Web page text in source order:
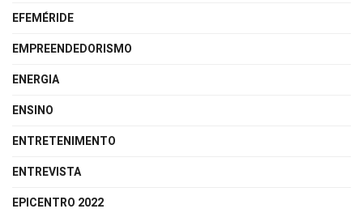
EFEMÉRIDE
EMPREENDEDORISMO
ENERGIA
ENSINO
ENTRETENIMENTO
ENTREVISTA
EPICENTRO 2022